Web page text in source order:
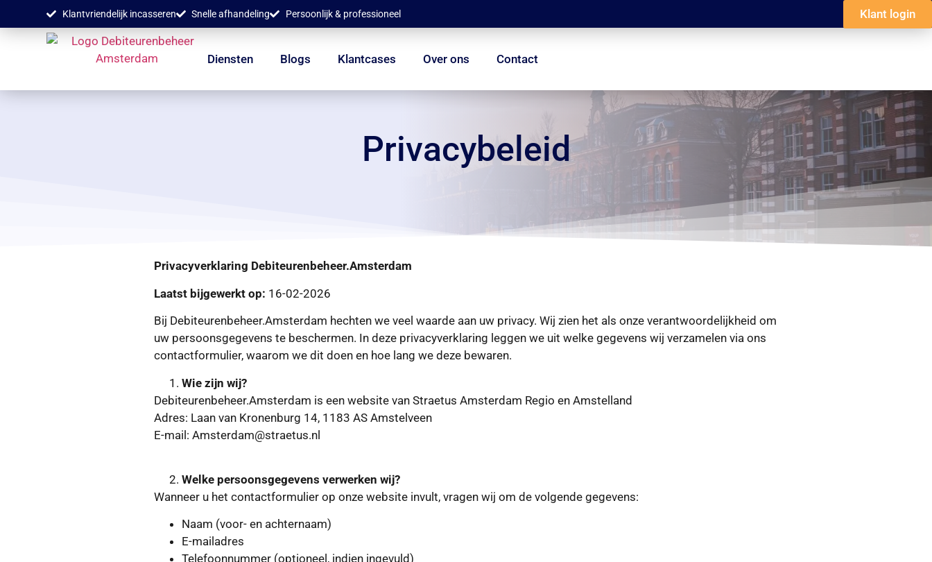
Klantvriendelijk incasseren Snelle afhandeling Persoonlijk & professioneel Klant login
Diensten Blogs Klantcases Over ons Contact
Privacybeleid
Privacyverklaring Debiteurenbeheer.Amsterdam
Laatst bijgewerkt op: 16-02-2026
Bij Debiteurenbeheer.Amsterdam hechten we veel waarde aan uw privacy. Wij zien het als onze verantwoordelijkheid om
uw persoonsgegevens te beschermen. In deze privacyverklaring leggen we uit welke gegevens wij verzamelen via ons
contactformulier, waarom we dit doen en hoe lang we deze bewaren.
Wie zijn wij?
Debiteurenbeheer.Amsterdam is een website van Straetus Amsterdam Regio en Amstelland
Adres: Laan van Kronenburg 14, 1183 AS Amstelveen
E-mail: Amsterdam@straetus.nl
Welke persoonsgegevens verwerken wij?
Wanneer u het contactformulier op onze website invult, vragen wij om de volgende gegevens:
Naam (voor- en achternaam)
E-mailadres
Telefoonnummer (optioneel, indien ingevuld)